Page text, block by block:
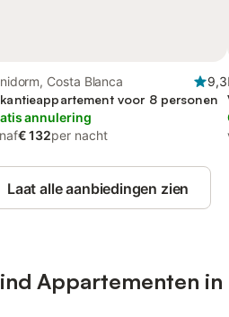
Costa Blanca
9,3
voor 8 personen
annulering
€ 132per nacht
Laat alle aanbiedingen zien
Appartementen in